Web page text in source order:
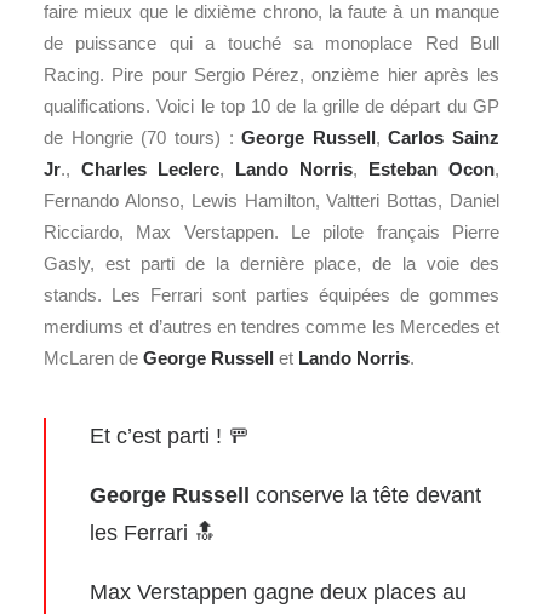
faire mieux que le dixième chrono, la faute à un manque
de puissance qui a touché sa monoplace Red Bull
Racing. Pire pour Sergio Pérez, onzième hier après les
qualifications. Voici le top 10 de la grille de départ du GP
de Hongrie (70 tours) :George Russell,Carlos Sainz
Jr., Charles Leclerc, Lando Norris, Esteban Ocon,
Fernando Alonso, Lewis Hamilton, Valtteri Bottas, Daniel
Ricciardo, Max Verstappen. Le pilote français Pierre
Gasly, est parti de la dernière place, de la voie des
stands. Les Ferrari sont parties équipées de gommes
merdiums et d’autres en tendres comme les Mercedes et
McLaren de George Russell et Lando Norris.
Et c’est parti ! 🚥
George Russell
conserve la tête devant
les Ferrari 🔝
Max Verstappen gagne deux places au